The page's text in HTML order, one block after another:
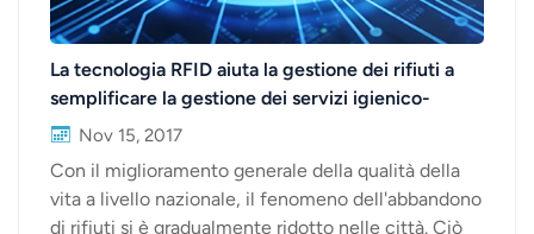
La tecnologia RFID aiuta la gestione dei rifiuti a
semplificare la gestione dei servizi igienico-
sanitari.Nov 15, 2017
Con il miglioramento generale della qualità della
vita a livello nazionale, il fenomeno dell'abbandono
di rifiuti si è gradualmente ridotto nelle città. Ciò